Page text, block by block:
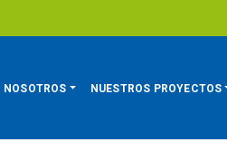
NOSOTROS NUESTROS PROYECTOS